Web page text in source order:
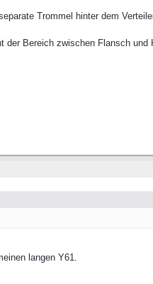
Trommel hinter dem
der Bereich zwischen Flansch
langen Y61.